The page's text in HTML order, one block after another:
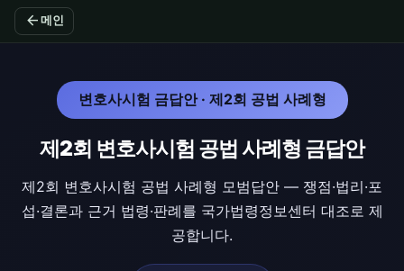
arrow_back 메인
변호사시험 금답안 · 제2회 공법 사례형
제2회 변호사시험 공법 사례형 금답안
제2회 변호사시험 공법 사례형 모범답안 — 쟁점·법리·포
섭·결론과 근거 법령·판례를 국가법령정보센터 대조로 제
공합니다.